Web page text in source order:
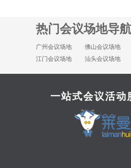
热门会议场地导航
广州会议场地 佛山会议场地
江门会议场地
汕头会议场地
一站式会议活动